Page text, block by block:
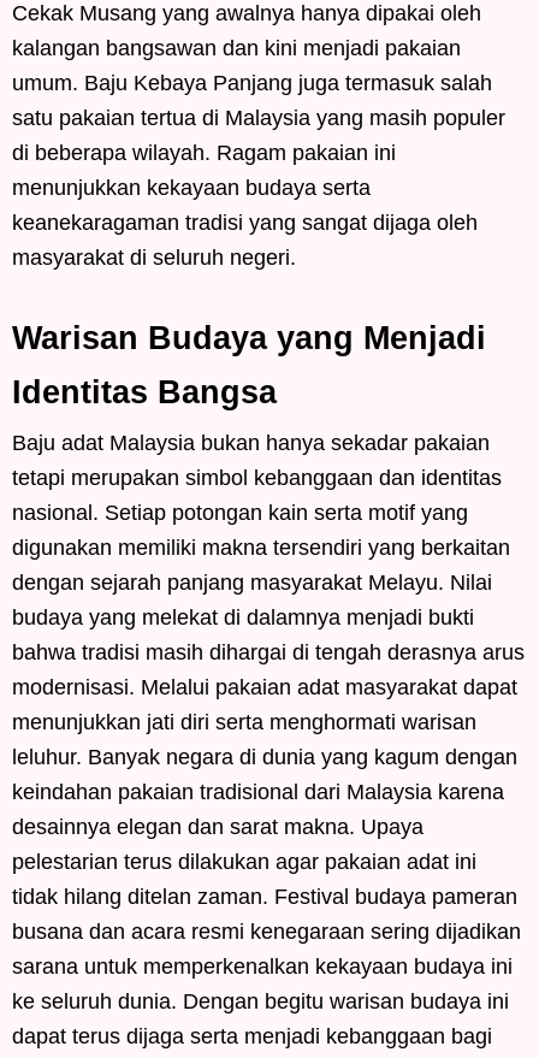
Cekak Musang yang awalnya hanya dipakai oleh
kalangan bangsawan dan kini menjadi pakaian
umum. Baju Kebaya Panjang juga termasuk salah
satu pakaian tertua di Malaysia yang masih populer
di beberapa wilayah. Ragam pakaian ini
menunjukkan kekayaan budaya serta
keanekaragaman tradisi yang sangat dijaga oleh
masyarakat di seluruh negeri.
Warisan Budaya yang Menjadi
Identitas Bangsa
Baju adat Malaysia bukan hanya sekadar pakaian
tetapi merupakan simbol kebanggaan dan identitas
nasional. Setiap potongan kain serta motif yang
digunakan memiliki makna tersendiri yang berkaitan
dengan sejarah panjang masyarakat Melayu. Nilai
budaya yang melekat di dalamnya menjadi bukti
bahwa tradisi masih dihargai di tengah derasnya arus
modernisasi. Melalui pakaian adat masyarakat dapat
menunjukkan jati diri serta menghormati warisan
leluhur. Banyak negara di dunia yang kagum dengan
keindahan pakaian tradisional dari Malaysia karena
desainnya elegan dan sarat makna. Upaya
pelestarian terus dilakukan agar pakaian adat ini
tidak hilang ditelan zaman. Festival budaya pameran
busana dan acara resmi kenegaraan sering dijadikan
sarana untuk memperkenalkan kekayaan budaya ini
ke seluruh dunia. Dengan begitu warisan budaya ini
dapat terus dijaga serta menjadi kebanggaan bagi